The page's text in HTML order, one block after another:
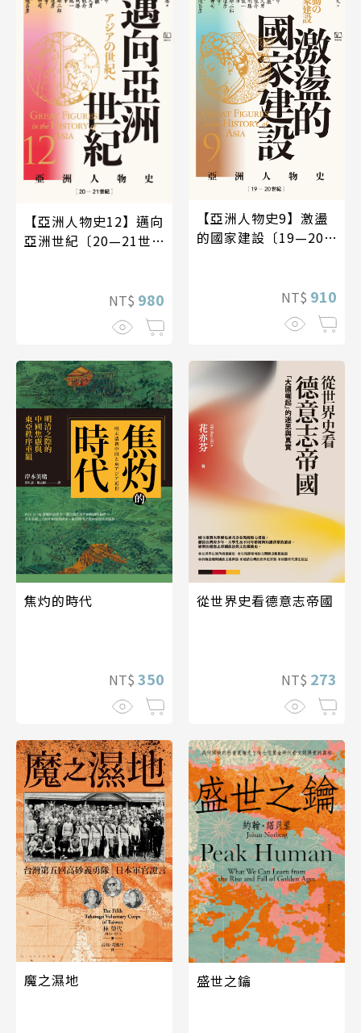
【亞洲人物史12】邁向
亞洲世紀〔20—21世
NT$ 980
【亞洲人物史9】激盪
的國家建設〔19—20
NT$ 910
焦灼的時代
NT$ 350
從世界史看德意志帝國
NT$ 273
魔之濕地 盛世之鑰